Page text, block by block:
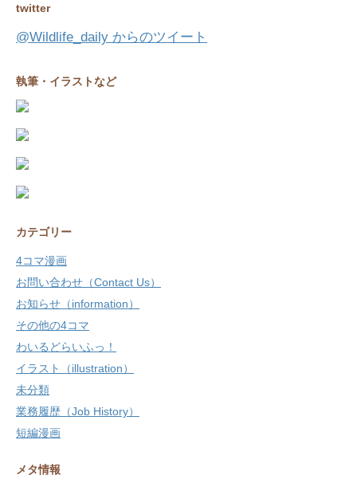
twitter
@Wildlife_daily からのツイート
執筆・イラストなど
カテゴリー
4コマ漫画
お問い合わせ（Contact Us）
お知らせ（information）
その他の4コマ
わいるどらいふっ！
イラスト（illustration）
未分類
業務履歴（Job History）
短編漫画
メタ情報